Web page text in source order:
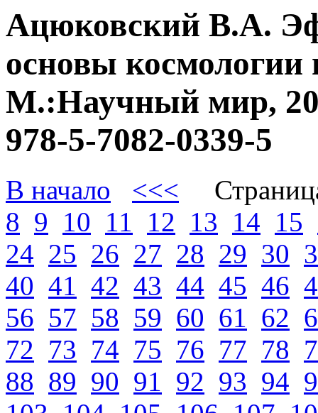
Ацюковский В.А.
основы космологии
М.:Научный мир,
978-5-7082-0339-5
В начало <<<
8 9 10 11 12 13 14 15
24 25 26 27 28 29 30
40 41 42 43 44 45 46
56 57 58 59 60 61 62
72 73 74 75 76 77 78
88 89 90 91 92 93 94